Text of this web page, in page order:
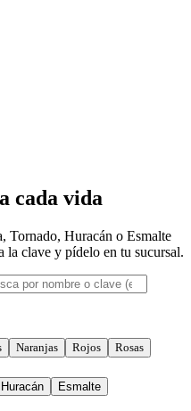
cada vida
Huracán o Esmalte
clave y pídelo en tu sucursal.
Naranjas Rojos
Rosas
Huracán Esmalte